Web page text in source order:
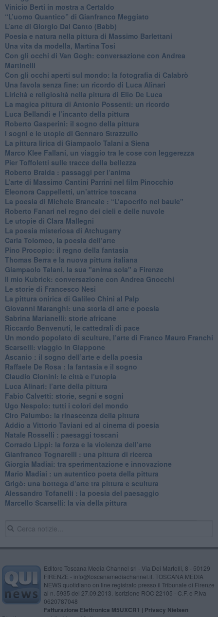
Vinicio Berti in mostra a Certaldo
“L’uomo Quantico” di Gianfranco Meggiato
​L’arte di Giorgio Dal Canto (Babb)
Poesia e natura nella pittura di Massimo Barlettani
Una vita da modella, Martina Tosi
​Con gli occhi di Van Gogh: conversazione con Andrea
Martinelli
​Con gli occhi aperti sul mondo: la fotografia di Calabrò
Una favola senza fine: un ricordo di Luca Alinari
Liricità e religiosità nella pittura di Elio De Luca
La magica pittura di Antonio Possenti: un ricordo
Luca Bellandi e l’incanto della pittura
​Roberto Gasperini: il sogno della pittura
I sogni e le utopie di Gennaro Strazzullo
La pittura lirica di Giampaolo Talani a Siena
​Marco Klee Fallani, un viaggio tra le cose con leggerezza
​Pier Toffoletti sulle tracce della bellezza
​Roberto Braida : passaggi per l’anima
​L’arte di Massimo Cantini Parrini nel film Pinocchio
Eleonora Cappelletti, un’attrice toscana
​La poesia di Michele Brancale : “L’apocrifo nel baule"
Roberto Fanari nel regno dei cieli e delle nuvole
Le utopie di Clara Mallegni
​La poesia misteriosa di Atchugarry
Carla Tolomeo, la poesia dell’arte
Pino Procopio: il regno della fantasia
Thomas Berra e la nuova pittura italiana
Giampaolo Talani, la sua "anima sola" a Firenze
Il mio Kubrick: conversazione con Andrea Gnocchi
Le storie di Francesco Nesi
​La pittura onirica di Galileo Chini al Palp
​Giovanni Maranghi: una storia di arte e poesia
Sabrina Marianelli: storie africane
​Riccardo Benvenuti, le cattedrali di pace
​Un mondo popolato di sculture, l’arte di Franco Mauro Franchi
​Scarselli: viaggio in Giappone
​Ascanio : il sogno dell’arte e della poesia
Raffaele De Rosa : la fantasia e il sogno
​Claudio Cionini: le città e l’utopia
Luca Alinari: l’arte della pittura
​Fabio Calvetti: storie, segni e sogni
Ugo Nespolo: tutti i colori del mondo
​Ciro Palumbo: la rinascenza della pittura
​Addio a Vittorio Taviani ed al cinema di poesia
​Natale Rosselli : paesaggi toscani
​Corrado Lippi: la forza e la violenza dell’arte
Gianfranco Tognarelli : una pittura di ricerca
Giorgia Madiai: tra sperimentazione e innovazione
Mario Madiai : un autentico poeta della pittura
Grigò: una bottega d’arte tra pittura e scultura
Alessandro Tofanelli : la poesia del paesaggio
​Marcello Scarselli: la via della pittura
Editore Toscana Media Channel srl - Via Dei Martelli, 8 - 50129
FIRENZE - info@toscanamediachannel.it. TOSCANA MEDIA
NEWS quotidiano on line registrato presso il Tribunale di Firenze
al n. 5935 del 27.09.2013. Iscrizione ROC 22105 - C.F. e P.Iva
0620787048
Fatturazione Elettronica M5UXCR1 | Privacy Nielsen